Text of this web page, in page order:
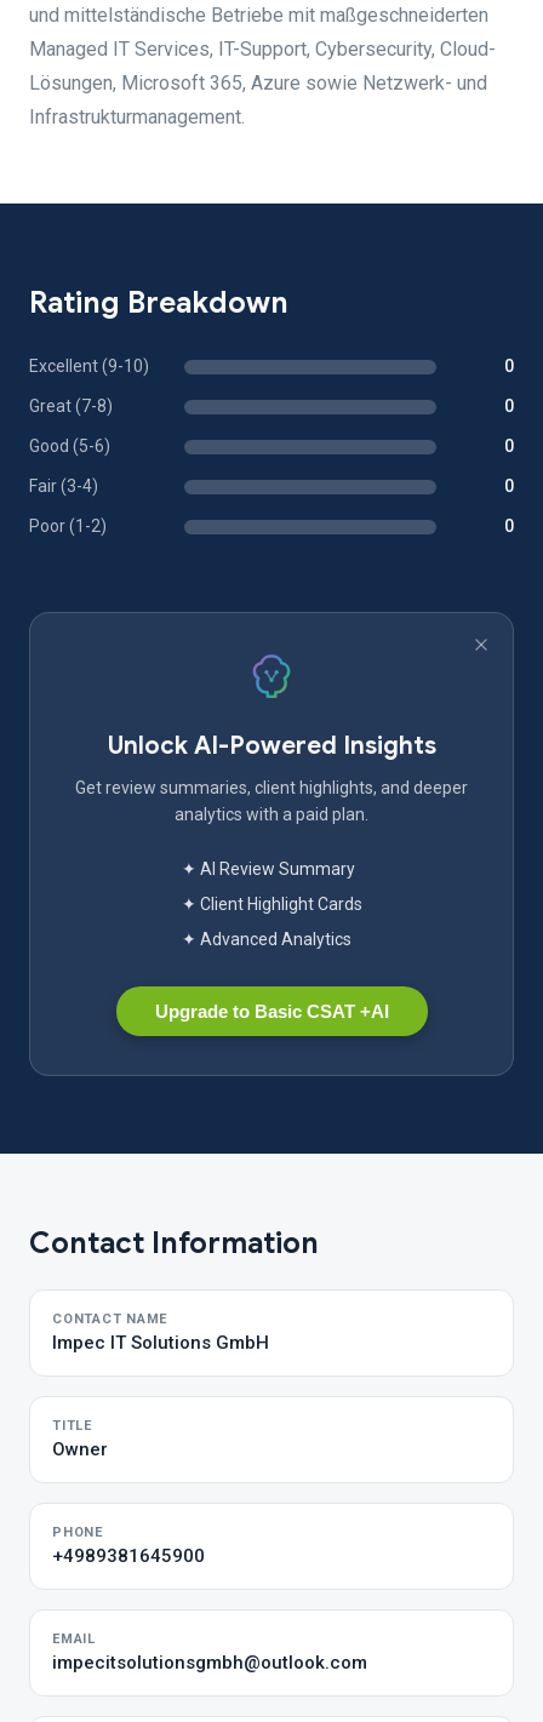
und mittelständische Betriebe mit maßgeschneiderten
Managed IT Services, IT-Support, Cybersecurity, Cloud-
Lösungen, Microsoft 365, Azure sowie Netzwerk- und
Infrastrukturmanagement.
Rating Breakdown
Excellent (9-10) 0
Great (7-8) 0
Good (5-6) 0
Fair (3-4) 0
Poor (1-2) 0
Unlock AI-Powered Insights
Get review summaries, client highlights, and deeper
analytics with a paid plan.
✦ AI Review Summary
✦ Client Highlight Cards
✦ Advanced Analytics
Upgrade to Basic CSAT +AI
Contact Information
CONTACT NAME
Impec IT Solutions GmbH
TITLE
Owner
PHONE
+4989381645900
EMAIL
impecitsolutionsgmbh@outlook.com